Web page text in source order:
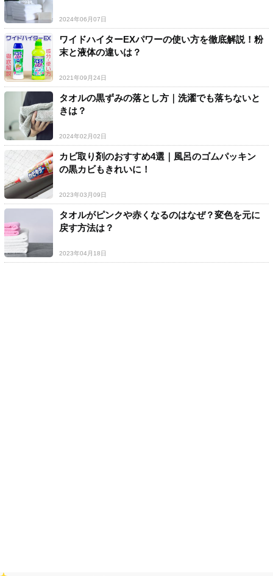
2024年06月07日
ワイドハイターEXパワーの使い方を徹底解説！粉
末と液体の違いは？
2021年09月24日
タオルの黒ずみの落とし方｜洗濯でも落ちないと
きは？
2024年02月02日
カビ取り剤のおすすめ4選｜風呂のゴムパッキン
の黒カビもきれいに！
2023年03月09日
タオルがピンクや赤くなるのはなぜ？変色を元に
戻す方法は？
2023年04月18日